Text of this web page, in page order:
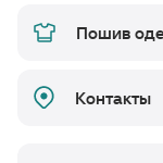
Пошив
Контакты